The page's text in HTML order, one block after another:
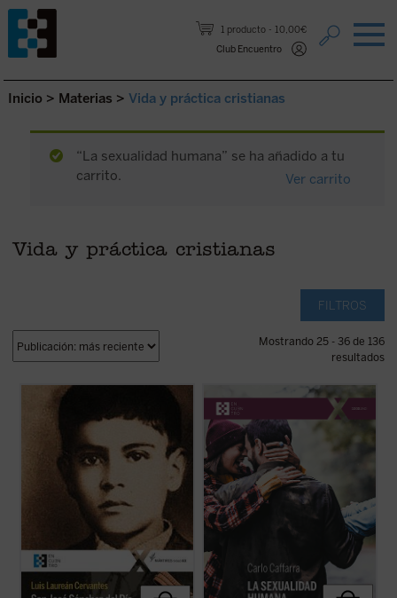
1 producto
10,00€
Club Encuentro
Saltar al contenido.
Inicio > Materias > Vida y práctica cristianas
“La sexualidad humana” se ha añadido a tu
carrito.
Ver carrito
Vida y práctica cristianas
FILTROS
Mostrando 25 - 36 de 136
resultados
¿Qué pasó para que muchos católicos se
guerra de los cristeros? El autor de este
libro, natural del pueblo del joven mártir, no
sólo responde a estas preguntas con
documentos, sino que logra ... (ver ficha)
«Cada persona humana es creada
directamente por Dios. Ninguna persona
viene a la existencia por azar o por
necesidad: en su origen hay un acto
creador ---es decir, un acto de inteligencia y
de voluntad--- de Dios. Antes de haber sido
concebido en ... (ver ficha)